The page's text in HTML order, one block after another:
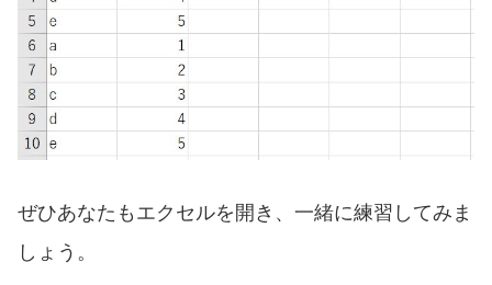
ぜひあなたもエクセルを開き、一緒に練習してみま
しょう。